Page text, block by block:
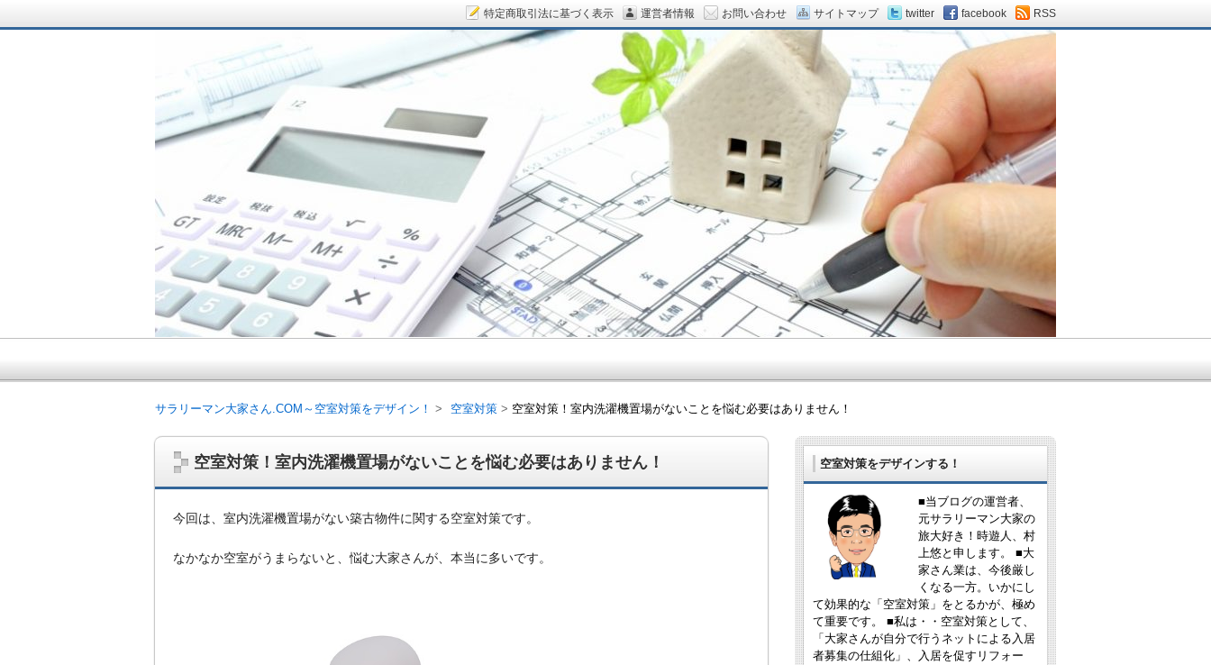
空室対策！室内洗濯機置場がないことを悩む必要はありません！
今回は、室内洗濯機置場がない築古物件に関する空室対策です。
なかなか空室がうまらないと、悩む大家さんが、本当に多いです。
空室対策をデザインする！
■当ブログの運営者、
元サラリーマン大家の
旅大好き！時遊人、村
上悠と申します。 ■大
家さん業は、今後厳し
くなる一方。いかにし
て効果的な「空室対策」をとるかが、極め
て重要です。 ■私は・・空室対策として、
「大家さんが自分で行うネットによる入居
者募集の仕組化」、入居を促すリフォー
サラリーマン大家さん.COM～空室対策をデザイン！ 空室対策 空室対策！室内洗濯機置場がないことを悩む必要はありません！
サラリーマン大家さん.COM～空室対策をデザイン！
特定商取引法に基づく表示 運営者情報 お問い合わせ サイトマップ twitter facebook RSS